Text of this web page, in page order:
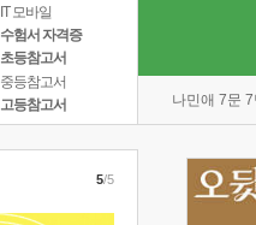
IT 모바일
수험서 자격증
초등참고서
중등참고서
고등참고서
나민애 7문
5/5